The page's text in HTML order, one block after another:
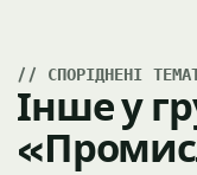
СПОРІДНЕНІ
Інше у